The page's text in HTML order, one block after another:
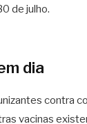
de julho.
dia
contra
vacinas